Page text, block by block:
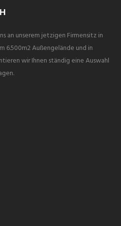
an unserem jetzigen Firmensitz in
6.500m2 Außengelände und in
wir Ihnen ständig eine Auswahl